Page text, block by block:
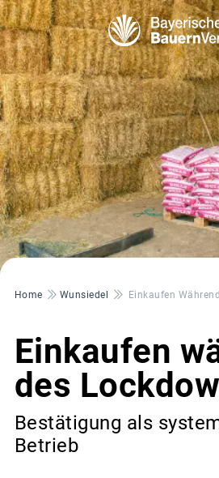
Pfadnavigation
Home Wunsiedel Einkaufen
Einkaufen
des
Bestätigung als
Betrieb